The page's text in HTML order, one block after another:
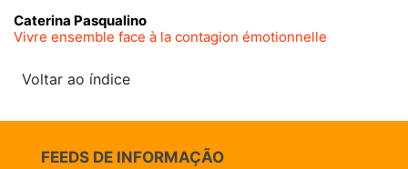
Caterina Pasqualino
Vivre ensemble face à la contagion émotionnelle
Voltar ao índice
FEEDS DE INFORMAÇÃO